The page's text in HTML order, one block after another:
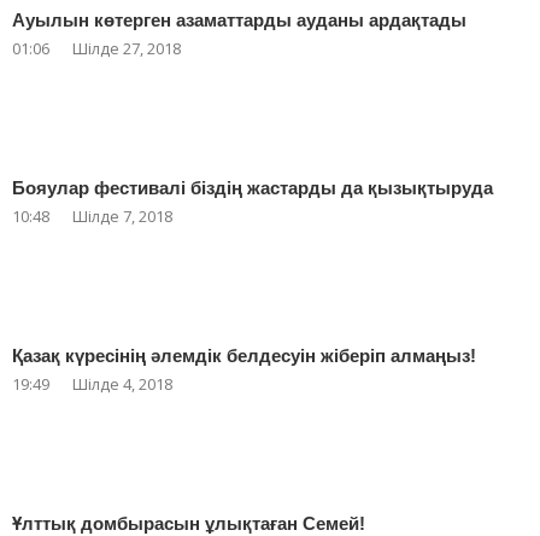
Ауылын көтерген азаматтарды ауданы ардақтады
01:06 Шілде 27, 2018
Бояулар фестивалі біздің жастарды да қызықтыруда
10:48 Шілде 7, 2018
Қазақ күресінің әлемдік белдесуін жіберіп алмаңыз!
19:49 Шілде 4, 2018
Ұлттық домбырасын ұлықтаған Семей!